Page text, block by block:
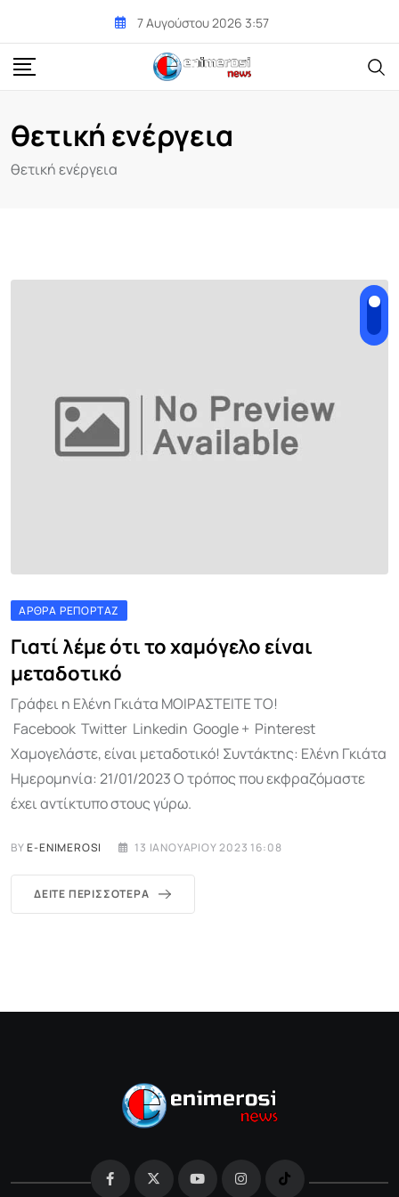
content
7 Αυγούστου 2026 3:57
θετική ενέργεια
θετική ενέργεια
ΆΡΘΡΑ ΡΕΠΟΡΤΆΖ
Γιατί λέμε ότι το χαμόγελο είναι
μεταδοτικό
Γράφει η Ελένη Γκιάτα ΜΟΙΡΑΣΤΕΙΤΕ ΤΟ!
Facebook Twitter Linkedin Google + Pinterest
Χαμογελάστε, είναι μεταδοτικό! Συντάκτης: Ελένη Γκιάτα
Ημερομηνία: 21/01/2023 Ο τρόπος που εκφραζόμαστε
έχει αντίκτυπο στους γύρω.
BYE-ENIMEROSI 13 ΙΑΝΟΥΑΡΊΟΥ 2023 16:08
ΔΕΊΤΕ ΠΕΡΙΣΣΌΤΕΡΑ